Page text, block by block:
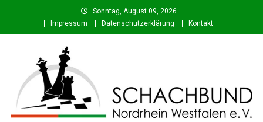
content
Sonntag, August 09, 2026
Impressum
Datenschutzerklärung Kontakt